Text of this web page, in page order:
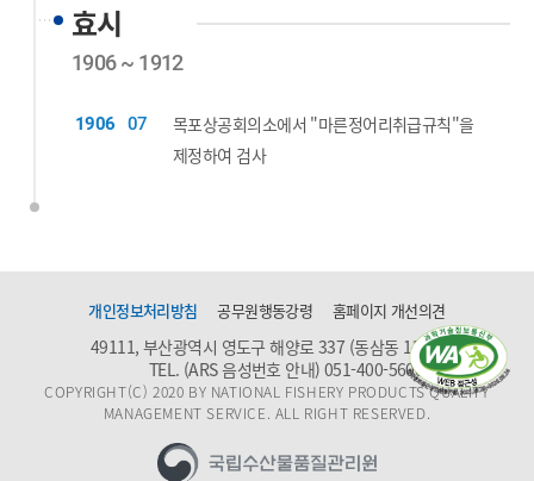
효시
1906 ~ 1912
1906 07
목포상공회의소에서 "마른정어리취급규칙"을
제정하여 검사
개인정보처리방침 공무원행동강령 홈페이지 개선의견
49111, 부산광역시 영도구 해양로 337 (동삼동 1159)
TEL. (ARS 음성번호 안내)051-400-5600
COPYRIGHT(C) 2020 BY NATIONAL FISHERY PRODUCTS QUALITY
MANAGEMENT SERVICE. ALL RIGHT RESERVED.